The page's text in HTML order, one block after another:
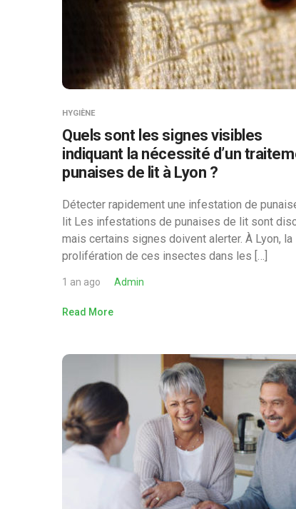
HYGIÈNE
Quels sont les signes visibles
indiquant la nécessité d’un
punaises de lit à Lyon ?
Détecter rapidement une infestation de
lit Les infestations de punaises de lit sont
mais certains signes doivent alerter. À Lyon, la
prolifération de ces insectes dans les […]
1 an ago Admin
Read More